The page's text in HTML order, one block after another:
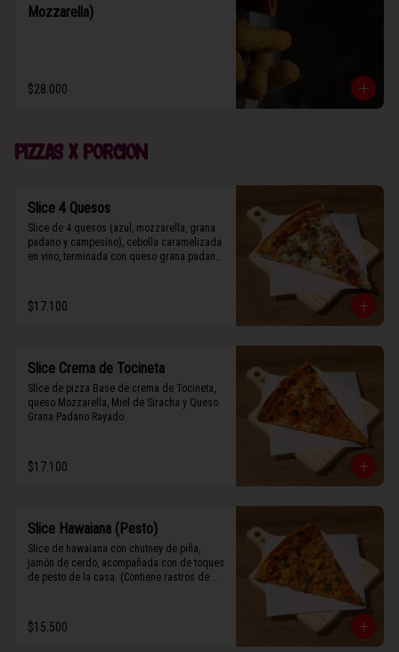
Mozzarella)
$28.000
Pizzas x porcion
Slice 4 Quesos
Slice de 4 quesos (azul, mozzarella, grana
padano y campesino), cebolla caramelizada
en vino, terminada con queso grana padano
$17.100
Slice Crema de Tocineta
Slice de pizza Base de crema de Tocineta,
queso Mozzarella, Miel de Siracha y Queso
Grana Padano Rayado.
$17.100
Slice Hawaiana (Pesto)
Slice de hawaiana con chutney de piña,
jamón de cerdo, acompañada con de toques
de pesto de la casa. (Contiene rastros de
$15.500